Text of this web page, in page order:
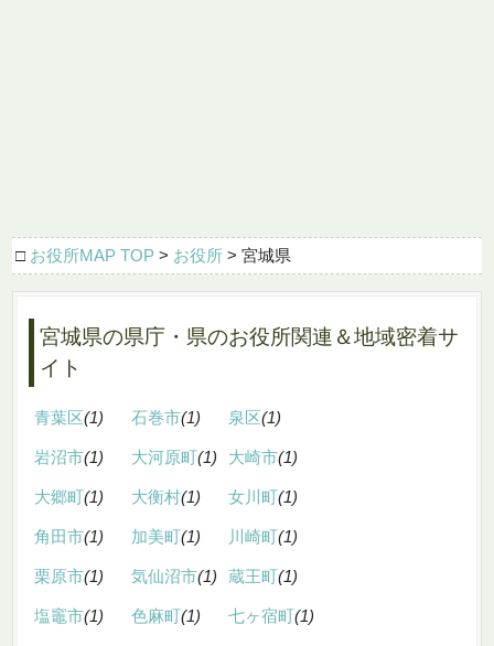
□ お役所MAP TOP > お役所 > 宮城県
宮城県の県庁・県のお役所関連＆地域密着サ
イト
青葉区(1) 石巻市(1) 泉区(1)
岩沼市(1) 大河原町(1) 大崎市(1)
大郷町(1) 大衡村(1) 女川町(1)
角田市(1) 加美町(1) 川崎町(1)
栗原市(1) 気仙沼市(1) 蔵王町(1)
塩竈市(1) 色麻町(1) 七ヶ宿町(1)